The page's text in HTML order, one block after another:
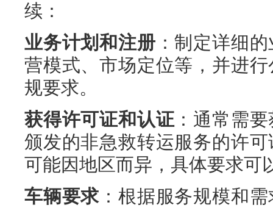
续：
业务计划和注册 ：制定详细
营模式、市场定位等，并进
规要求。
获得许可证和认证 ：通常需
颁发的非急救转运服务的许
可能因地区而异，具体要求可
车辆要求 ：根据服务规模和